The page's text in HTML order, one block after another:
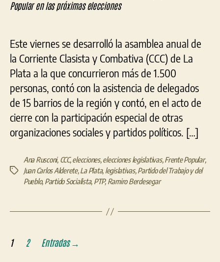
Este viernes se desarrolló la asamblea anual de
la Corriente Clasista y Combativa (CCC) de La
Plata a la que concurrieron más de 1.500
personas, contó con la asistencia de delegados
de 15 barrios de la región y contó, en el acto de
cierre con la participación especial de otras
organizaciones sociales y partidos políticos. […]
Etiquetas
Ana Rusconi, CCC,elecciones,elecciones legislativas,Frente Popular,
Juan Carlos Alderete,La Plata, legislativas,Partido del Trabajo y del
Pueblo, Partido Socialista, PTP, Ramiro Berdesegar
Paginación
1 2 Entradas→